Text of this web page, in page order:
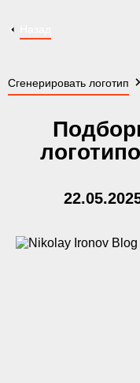
Сгенерировать логотип